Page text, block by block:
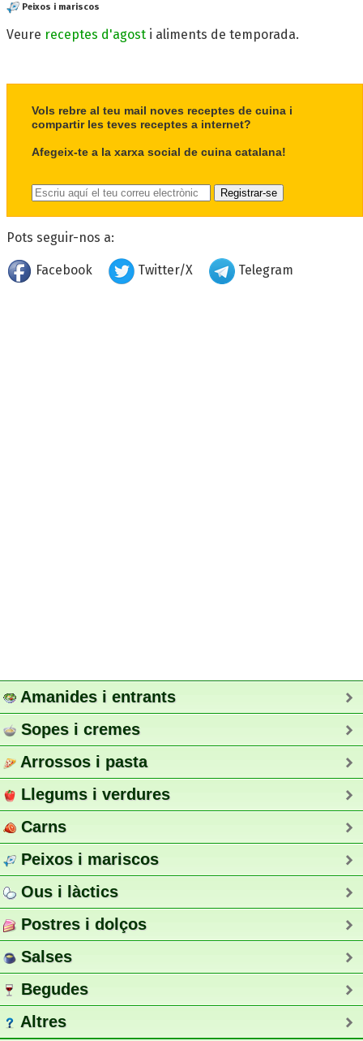
Peixos i mariscos
Veure receptes d'agost i aliments de temporada.
Vols rebre al teu mail noves receptes de cuina i
compartir les teves receptes a internet?
Afegeix-te a la xarxa social de cuina catalana!
Pots seguir-nos a:
Facebook Twitter/X Telegram
Amanides i entrants
Sopes i cremes
Arrossos i pasta
Llegums i verdures
Carns
Peixos i mariscos
Ous i làctics
Postres i dolços
Salses
Begudes
Altres